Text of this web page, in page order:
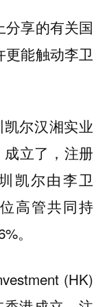
享的有关国
能触动李卫
尔汉湘实业
成立了，注册
凯尔由李卫
高管共同持
。
(HK)